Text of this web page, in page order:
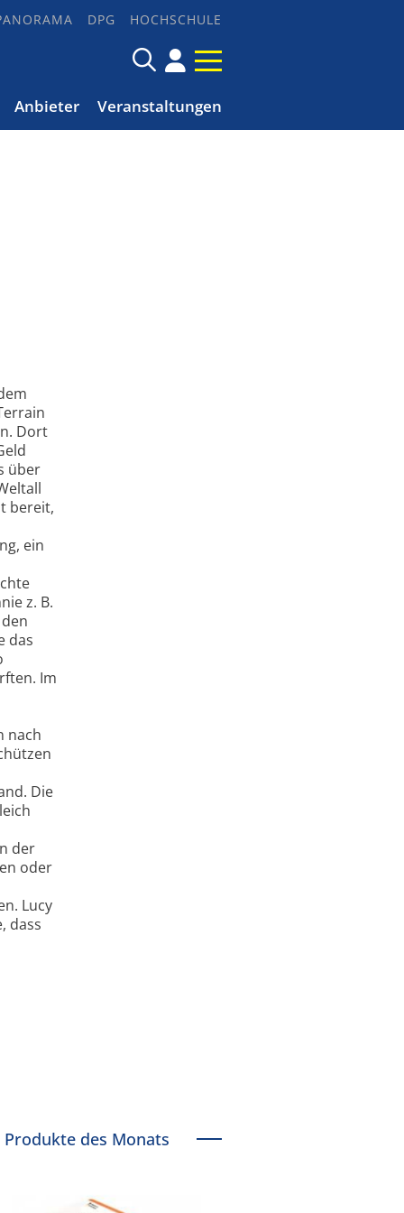
DPG HOCHSCHULE
Anbieter Veranstaltungen
Dort
über
bereit,
ein
z. B.
das
Im
nach
Die
der
oder
Lucy
dass
Produkte des Monats